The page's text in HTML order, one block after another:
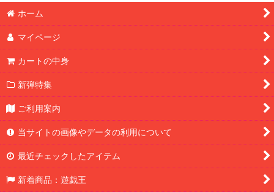
ホーム
マイページ
カートの中身
新弾特集
ご利用案内
当サイトの画像やデータの利用について
最近チェックしたアイテム
新着商品：遊戯王